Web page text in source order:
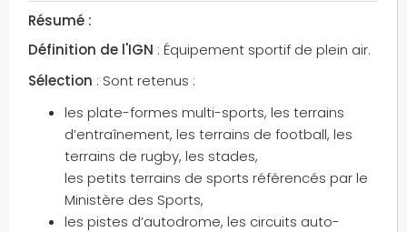
Résumé :
Définition de l'IGN : Équipement sportif de plein air.
Sélection : Sont retenus :
les plate-formes multi-sports, les terrains
d’entraînement, les terrains de football, les
terrains de rugby, les stades,
les petits terrains de sports référencés par le
Ministère des Sports,
les pistes d’autodrome, les circuits auto-